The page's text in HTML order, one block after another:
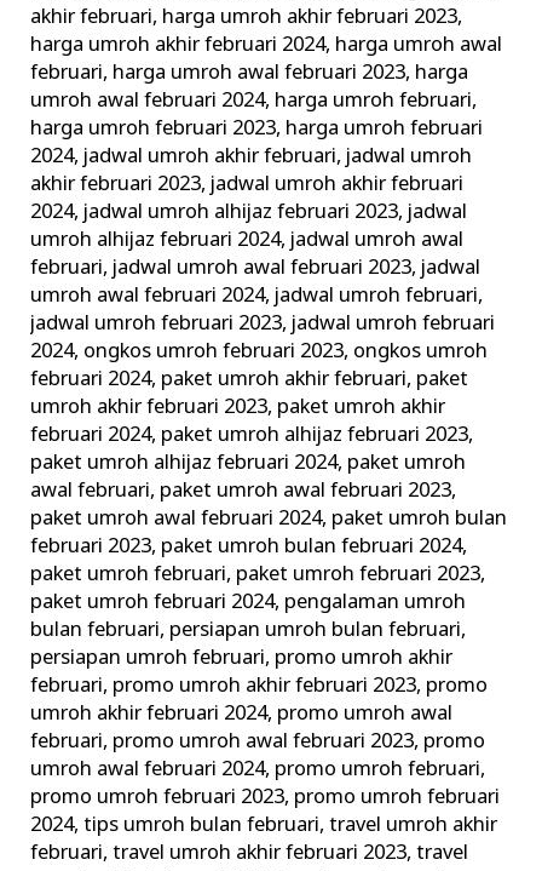
akhir februari, harga umroh akhir februari 2023,
harga umroh akhir februari 2024, harga umroh awal
februari, harga umroh awal februari 2023, harga
umroh awal februari 2024, harga umroh februari,
harga umroh februari 2023, harga umroh februari
2024, jadwal umroh akhir februari, jadwal umroh
akhir februari 2023, jadwal umroh akhir februari
2024, jadwal umroh alhijaz februari 2023, jadwal
umroh alhijaz februari 2024, jadwal umroh awal
februari, jadwal umroh awal februari 2023, jadwal
umroh awal februari 2024, jadwal umroh februari,
jadwal umroh februari 2023, jadwal umroh februari
2024, ongkos umroh februari 2023, ongkos umroh
februari 2024, paket umroh akhir februari, paket
umroh akhir februari 2023, paket umroh akhir
februari 2024, paket umroh alhijaz februari 2023,
paket umroh alhijaz februari 2024, paket umroh
awal februari, paket umroh awal februari 2023,
paket umroh awal februari 2024, paket umroh bulan
februari 2023, paket umroh bulan februari 2024,
paket umroh februari, paket umroh februari 2023,
paket umroh februari 2024, pengalaman umroh
bulan februari, persiapan umroh bulan februari,
persiapan umroh februari, promo umroh akhir
februari, promo umroh akhir februari 2023, promo
umroh akhir februari 2024, promo umroh awal
februari, promo umroh awal februari 2023, promo
umroh awal februari 2024, promo umroh februari,
promo umroh februari 2023, promo umroh februari
2024,tips umroh bulan februari,travel umroh akhir
februari,travel umroh akhir februari 2023,travel